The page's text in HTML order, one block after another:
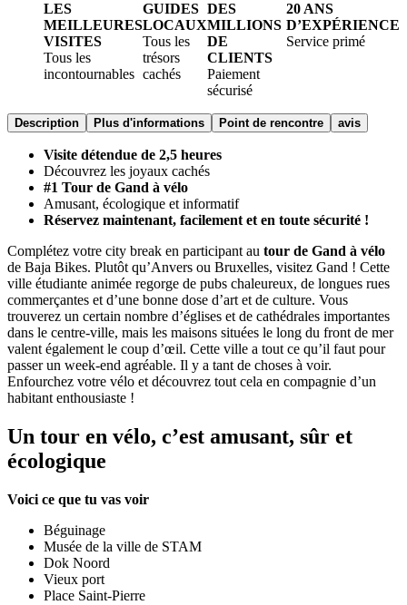
LES
MEILLEURES
VISITES
Tous les
incontournables
GUIDES
LOCAUX
Tous les
trésors
cachés
DES
MILLIONS
DE
CLIENTS
Paiement
sécurisé
20 ANS
D’EXPÉRIENCE
Service primé
Description Plus d'informations Point de rencontre avis
Visite détendue de 2,5 heures
Découvrez les joyaux cachés
#1 Tour de Gand à vélo
Amusant, écologique et informatif
Réservez maintenant, facilement et en toute sécurité !
Complétez votre city break en participant au tour de Gand à vélo
de Baja Bikes. Plutôt qu’Anvers ou Bruxelles, visitez Gand ! Cette
ville étudiante animée regorge de pubs chaleureux, de longues rues
commerçantes et d’une bonne dose d’art et de culture. Vous
trouverez un certain nombre d’églises et de cathédrales importantes
dans le centre-ville, mais les maisons situées le long du front de mer
valent également le coup d’œil. Cette ville a tout ce qu’il faut pour
passer un week-end agréable. Il y a tant de choses à voir.
Enfourchez votre vélo et découvrez tout cela en compagnie d’un
habitant enthousiaste !
Un tour en vélo, c’est amusant, sûr et
écologique
Voici ce que tu vas voir
Béguinage
Musée de la ville de STAM
Dok Noord
Vieux port
Place Saint-Pierre